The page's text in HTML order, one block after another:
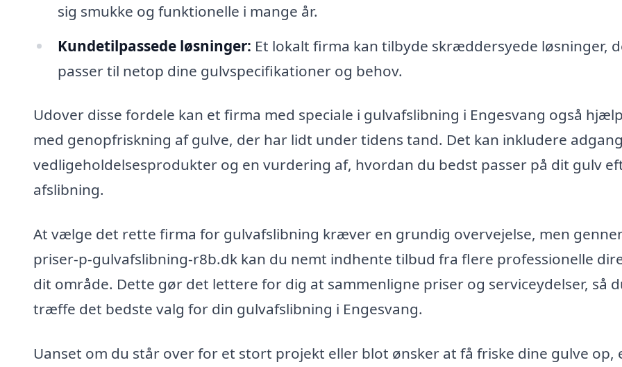
sig smukke og funktionelle i mange år.
Kundetilpassede løsninger: Et lokalt firma kan tilbyde skræddersyede løsninger,
passer til netop dine gulvspecifikationer og behov.
Udover disse fordele kan et firma med speciale i gulvafslibning i Engesvang også
med genopfriskning af gulve, der har lidt under tidens tand. Det kan inkludere
vedligeholdelsesprodukter og en vurdering af, hvordan du bedst passer på dit gulv
afslibning.
At vælge det rette firma for gulvafslibning kræver en grundig overvejelse, men
priser-p-gulvafslibning-r8b.dk kan du nemt indhente tilbud fra flere professionelle
dit område. Dette gør det lettere for dig at sammenligne priser og serviceydelser, så
træffe det bedste valg for din gulvafslibning i Engesvang.
Uanset om du står over for et stort projekt eller blot ønsker at få friske dine gulve op,